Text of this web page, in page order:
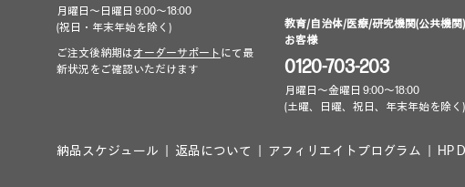
月曜日～日曜日 9:00～18:00
(祝日・年末年始を除く)
ご注文後納期はオーダーサポート にて最
新状況をご確認いただけます
教育/自治体/医療/研究機関(公共機関
お客様
0120-703-203
月曜日～金曜日 9:00～18:00
(土曜、日曜、祝日、年末年始を除く)
納品スケジュール 返品について アフィリエイトプログラム HP